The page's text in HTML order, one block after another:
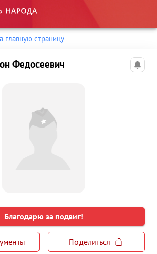
главную страницу
Федосеевич
Благодарю за подвиг!
Поделиться